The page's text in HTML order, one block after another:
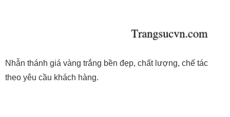
Nhẫn thánh giá vàng trắng bền đẹp, chất lượng, chế tác
theo yêu cầu khách hàng.